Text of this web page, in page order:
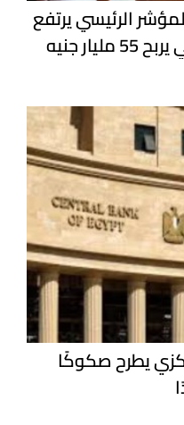
الرئيسي يرتفع
المركزي يطرح صكوكًا